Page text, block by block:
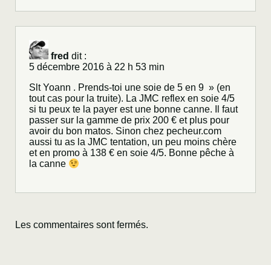
fred dit :
5 décembre 2016 à 22 h 53 min
Slt Yoann . Prends-toi une soie de 5 en 9 » (en
tout cas pour la truite). La JMC reflex en soie 4/5
si tu peux te la payer est une bonne canne. Il faut
passer sur la gamme de prix 200 € et plus pour
avoir du bon matos. Sinon chez pecheur.com
aussi tu as la JMC tentation, un peu moins chère
et en promo à 138 € en soie 4/5. Bonne pêche à
la canne
Les commentaires sont fermés.